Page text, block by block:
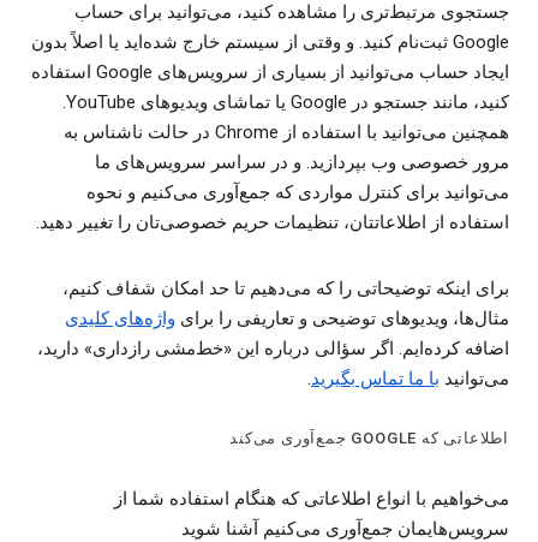
جستجوی مرتبط‌تری را مشاهده کنید، می‌توانید برای حساب
Google ثبت‌نام کنید. و وقتی از سیستم خارج شده‌اید یا اصلاً بدون
ایجاد حساب می‌توانید از بسیاری از سرویس‌های Google استفاده
کنید، مانند جستجو در Google یا تماشای ویدیوهای YouTube.
همچنین می‌توانید با استفاده از Chrome در حالت ناشناس به
مرور خصوصی وب بپردازید. و در سراسر سرویس‌های ما
می‌توانید برای کنترل مواردی که جمع‌آوری می‌کنیم و نحوه
استفاده از اطلاعاتتان، تنظیمات حریم خصوصی‌تان را تغییر دهید.
برای اینکه توضیحاتی را که می‌دهیم تا حد امکان شفاف ‌کنیم،
مثال‌ها، ویدیوهای توضیحی و تعاریفی را برای واژه‌های کلیدی
اضافه کرده‌ایم. اگر سؤالی درباره این «خط‌مشی رازداری» دارید،
می‌توانید با ما تماس بگیرید.
اطلاعاتی که GOOGLE جمع‌آوری می‌کند
می‌خواهیم با انواع اطلاعاتی که هنگام استفاده شما از
سرویس‌هایمان جمع‌آوری می‌کنیم آشنا شوید